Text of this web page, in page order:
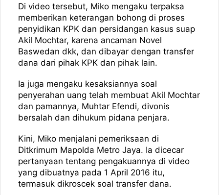
Di video tersebut, Miko mengaku terpaksa
memberikan keterangan bohong di proses
penyidikan KPK dan persidangan kasus suap
Akil Mochtar, karena ancaman Novel
Baswedan dkk, dan dibayar dengan transfer
dana dari pihak KPK dan pihak lain.
Ia juga mengaku kesaksiannya soal
penyerahan uang telah membuat Akil Mochtar
dan pamannya, Muhtar Efendi, divonis
bersalah dan dihukum pidana penjara.
Kini, Miko menjalani pemeriksaan di
Ditkrimum Mapolda Metro Jaya. Ia dicecar
pertanyaan tentang pengakuannya di video
yang dibuatnya pada 1 April 2016 itu,
termasuk dikroscek soal transfer dana.